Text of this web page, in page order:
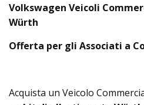
Volkswagen Veicoli
Würth
Offerta per gli Associati a
Acquista un Veicolo